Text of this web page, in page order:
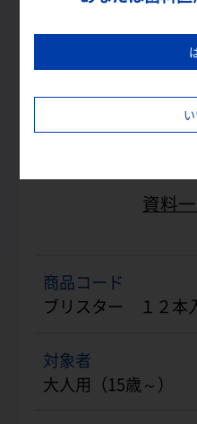
資料
商品コード
ブリスター １２本
対象者
大人用（15歳～）